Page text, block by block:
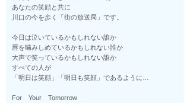
あなたの笑顔と共に
川口の今を歩く「街の放送局」です。
今日は泣いているかもしれない誰か
唇を噛みしめているかもしれない誰か
大声で笑っているかもしれない誰か
すべての人が
「明日は笑顔」「明日も笑顔」であるように…
For Your Tomorrow